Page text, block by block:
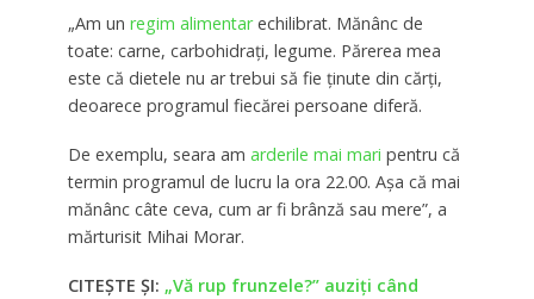
„Am un regim alimentarechilibrat. Mănânc de
toate: carne, carbohidraţi, legume. Părerea mea
este că dietele nu ar trebui să fie ţinute din cărţi,
deoarece programul fiecărei persoane diferă.
De exemplu, seara am arderile mai mari pentru că
termin programul de lucru la ora 22.00. Aşa că mai
mănânc câte ceva, cum ar fi brânză sau mere”, a
mărturisit Mihai Morar.
CITEȘTE ȘI: „Vă rup frunzele?” auziți când